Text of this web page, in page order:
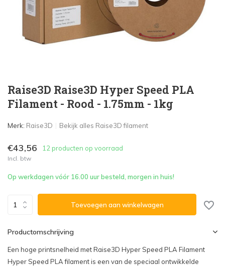
Raise3D Raise3D Hyper Speed PLA
Filament - Rood - 1.75mm - 1kg
Merk: Raise3D Bekijk alles Raise3D filament
€43,56 12 producten op voorraad
Incl. btw
Op werkdagen vóór 16.00 uur besteld, morgen in huis!
Toevoegen aan winkelwagen
Productomschrijving
Een hoge printsnelheid met Raise3D Hyper Speed PLA Filament
Hyper Speed PLA filament is een van de speciaal ontwikkelde